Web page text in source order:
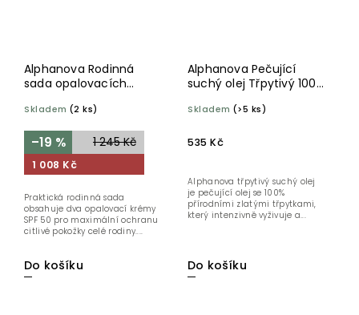
Alphanova Rodinná
sada opalovacích
pokožku SPF 50
Skladem (2 ks)
1 245 Kč
–19 %
1 008 Kč
Do košíku
Praktická rodinná sada
obsahuje dva opalovací krémy
SPF 50 pro maximální ochranu
citlivé pokožky celé rodiny....
Alphanova Pečující
suchý olej Třpytivý 100
Skladem (>5 ks)
535 Kč
Do košíku
Alphanova třpytivý suchý olej
je pečující olej se 100%
přírodními zlatými třpytkami,
který intenzivně vyživuje a...